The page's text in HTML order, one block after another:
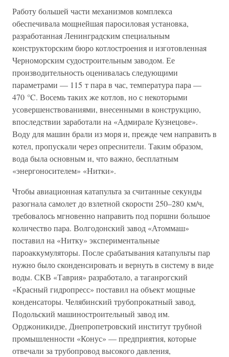
Работу большей части механизмов комплекса
обеспечивала мощнейшая паросиловая установка,
разработанная Ленинградским специальным
конструкторским бюро котлостроения и изготовленная
Черноморским судостроительным заводом. Ее
производительность оценивалась следующими
параметрами — 115 т пара в час, температура пара —
470 °C. Восемь таких же котлов, но с некоторыми
усовершенствованиями, внесенными в конструкцию,
впоследствии заработали на «Адмирале Кузнецове».
Воду для машин брали из моря и, прежде чем направить в
котел, пропускали через опреснители. Таким образом,
вода была основным и, что важно, бесплатным
«энергоносителем» «Нитки».
Чтобы авиационная катапульта за считанные секунды
разогнала самолет до взлетной скорости 250–280 км/ч,
требовалось мгновенно направить под поршни большое
количество пара. Волгодонский завод «Атоммаш»
поставил на «Нитку» экспериментальные
пароаккумуляторы. После срабатывания катапульты пар
нужно было сконденсировать и вернуть в систему в виде
воды. СКВ «Таврия» разработало, а таганрогский
«Красный гидропресс» поставил на объект мощные
конденсаторы. Челябинский трубопрокатный завод,
Подольский машиностроительный завод им.
Орджоникидзе, Днепропетровский институт трубной
промышленности «Конус» — предприятия, которые
отвечали за трубопровод высокого давления,